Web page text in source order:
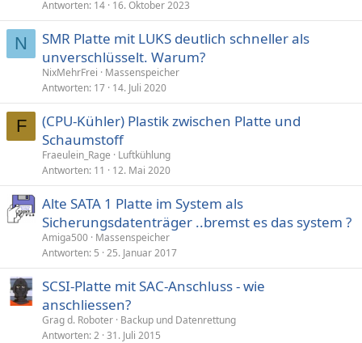
Antworten 14 16. Oktober 2023
N
SMR Platte mit LUKS deutlich schneller als
unverschlüsselt. Warum?
NixMehrFrei
Massenspeicher
Antworten 17 14. Juli 2020
F
(CPU-Kühler) Plastik zwischen Platte und
Schaumstoff
Fraeulein_Rage
Luftkühlung
Antworten 11 12. Mai 2020
Alte SATA 1 Platte im System als
Sicherungsdatenträger ..bremst es das system ?
Amiga500 Massenspeicher
Antworten 5 25. Januar 2017
SCSI-Platte mit SAC-Anschluss - wie
anschliessen?
Grag d. Roboter Backup und Datenrettung
Antworten 2 31. Juli 2015